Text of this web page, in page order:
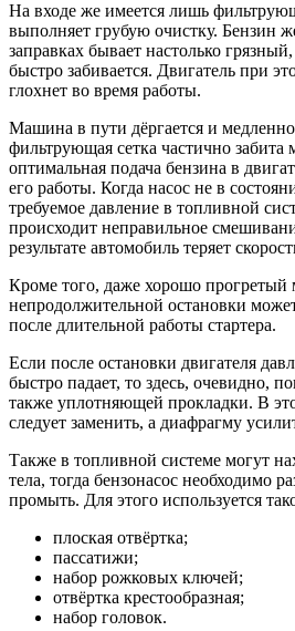
На входе же имеется лишь
выполняет грубую очистку. Бензин
заправках бывает настолько
быстро забивается. Двигатель при
глохнет во время работы.
Машина в пути дёргается и
фильтрующая сетка частично забита
оптимальная подача бензина в
его работы. Когда насос не в
требуемое давление в топливной
происходит неправильное
результате автомобиль теряет
Кроме того, даже хорошо прогретый
непродолжительной остановки
после длительной работы стартера.
Если после остановки двигателя
быстро падает, то здесь, очевидно,
также уплотняющей прокладки. В
следует заменить, а диафрагму
Также в топливной системе могут
тела, тогда бензонасос необходимо
промыть. Для этого используется
плоская отвёртка;
пассатижи;
набор рожковых ключей;
отвёртка крестообразная;
набор головок.